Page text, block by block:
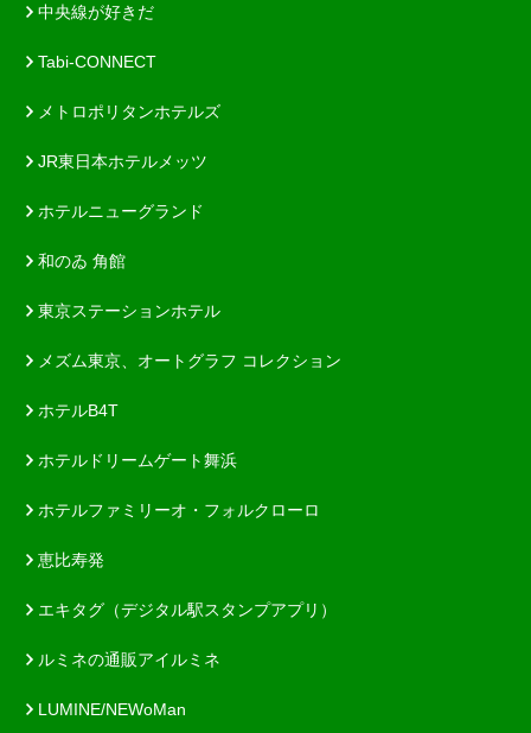
中央線が好きだ
Tabi-CONNECT
メトロポリタンホテルズ
JR東日本ホテルメッツ
ホテルニューグランド
和のゐ 角館
東京ステーションホテル
メズム東京、オートグラフ コレクション
ホテルB4T
ホテルドリームゲート舞浜
ホテルファミリーオ・フォルクローロ
恵比寿発
エキタグ（デジタル駅スタンプアプリ）
ルミネの通販アイルミネ
LUMINE/NEWoMan